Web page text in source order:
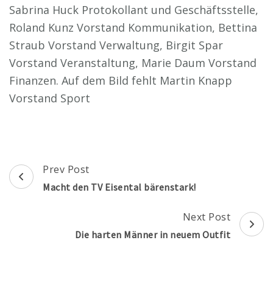
Sabrina Huck Protokollant und Geschäftsstelle,
Roland Kunz Vorstand Kommunikation, Bettina
Straub Vorstand Verwaltung, Birgit Spar
Vorstand Veranstaltung, Marie Daum Vorstand
Finanzen. Auf dem Bild fehlt Martin Knapp
Vorstand Sport
Post
Navigation
Prev Post
Macht den TV Eisental bärenstark!
Next Post
Die harten Männer in neuem Outfit